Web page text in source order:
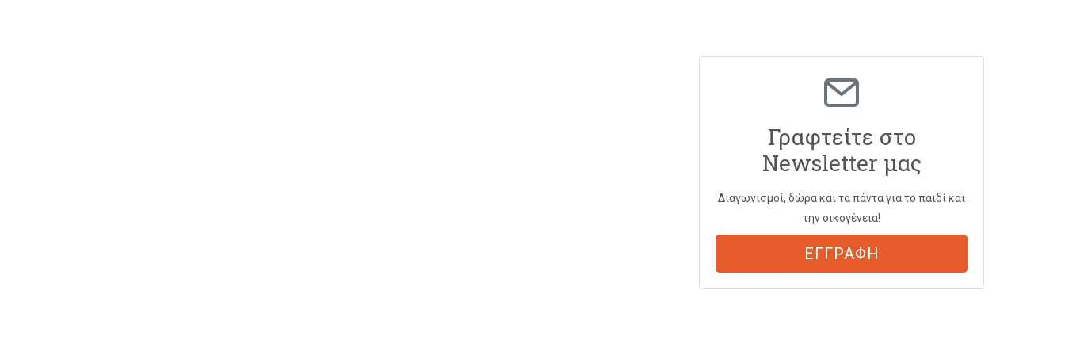
Γραφτείτε στο
Newsletter μας
Διαγωνισμοί, δώρα και τα πάντα για το παιδί και
την οικογένεια!
ΕΓΓΡΑΦΗ